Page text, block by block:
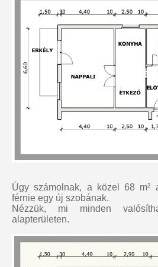
Úgy számolnak, a közel 68 m²
férnie egy új szobának.
Nézzük, mi minden
alapterületen.